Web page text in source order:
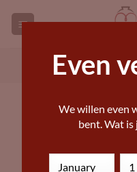
naar
GEORGISCHE WIJNEN
HOME »
BIEREN EN
Even
We willen even
bent. Wat is